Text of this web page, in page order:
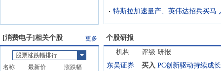
[消费电子]相关个股 更多
股票涨跌幅排行
名称
最新价 涨跌幅
个股研报
机构
评级 研报
东吴证券
买入